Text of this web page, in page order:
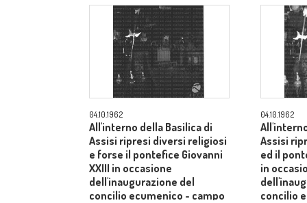
04.10.1962
All'interno della Basilica di
Assisi ripresi diversi religiosi
e forse il pontefice Giovanni
XXIII in occasione
dell'inaugurazione del
concilio ecumenico - campo
04.10.1962
Assisi
ed il
in
concilio